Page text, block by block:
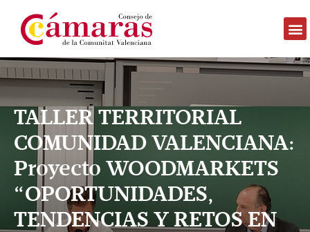
TALLER TERRITORIAL
COMUNIDAD VALENCIANA:
Proyecto WOODMARKETS
“OPORTUNIDADES,
TENDENCIAS Y RETOS EN